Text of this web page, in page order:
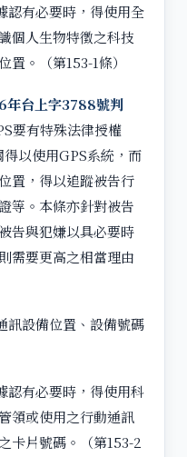
認有必要時，得使用全
個人生物特徵之科技
。（第153-1條）
年台上字3788號判
要有特殊法律授權
以使用GPS系統，而
置，得以追蹤被告行
等。本條亦針對被告
告與犯嫌以具必要時
需要更高之相當理由
訊設備位置、設備號碼
認有必要時，得使用科
領或使用之行動通訊
卡片號碼。（第153-2